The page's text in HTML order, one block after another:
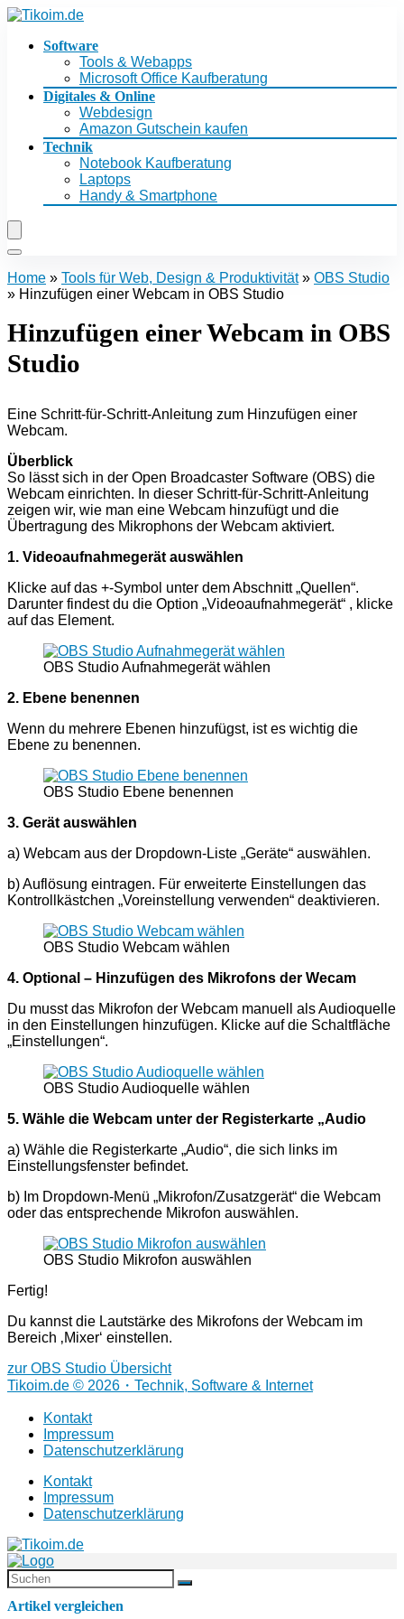
Software
Tools & Webapps
Microsoft Office Kaufberatung
Digitales & Online
Webdesign
Amazon Gutschein kaufen
Technik
Notebook Kaufberatung
Laptops
Handy & Smartphone
Home » Tools für Web, Design & Produktivität» OBS Studio
» Hinzufügen einer Webcam in OBS Studio
Hinzufügen einer Webcam in OBS
Studio
Eine Schritt-für-Schritt-Anleitung zum Hinzufügen einer
Webcam.
Überblick
So lässt sich in der Open Broadcaster Software (OBS) die
Webcam einrichten. In dieser Schritt-für-Schritt-Anleitung
zeigen wir, wie man eine Webcam hinzufügt und die
Übertragung des Mikrophons der Webcam aktiviert.
1. Videoaufnahmegerät auswählen
Klicke auf das +-Symbol unter dem Abschnitt „Quellen“.
Darunter findest du die Option „Videoaufnahmegerät“ , klicke
auf das Element.
OBS Studio Aufnahmegerät wählen
2. Ebene benennen
Wenn du mehrere Ebenen hinzufügst, ist es wichtig die
Ebene zu benennen.
OBS Studio Ebene benennen
3. Gerät auswählen
a) Webcam aus der Dropdown-Liste „Geräte“ auswählen.
b) Auflösung eintragen. Für erweiterte Einstellungen das
Kontrollkästchen „Voreinstellung verwenden“ deaktivieren.
OBS Studio Webcam wählen
4. Optional – Hinzufügen des Mikrofons der Wecam
Du musst das Mikrofon der Webcam manuell als Audioquelle
in den Einstellungen hinzufügen. Klicke auf die Schaltfläche
„Einstellungen“.
OBS Studio Audioquelle wählen
5. Wähle die Webcam unter der Registerkarte „Audio
a) Wähle die Registerkarte „Audio“, die sich links im
Einstellungsfenster befindet.
b) Im Dropdown-Menü „Mikrofon/Zusatzgerät“ die Webcam
oder das entsprechende Mikrofon auswählen.
OBS Studio Mikrofon auswählen
Fertig!
Du kannst die Lautstärke des Mikrofons der Webcam im
Bereich ‚Mixer‘ einstellen.
zur OBS Studio Übersicht
Tikoim.de © 2026・Technik, Software & Internet
Kontakt
Impressum
Datenschutzerklärung
Kontakt
Impressum
Datenschutzerklärung
Artikel vergleichen